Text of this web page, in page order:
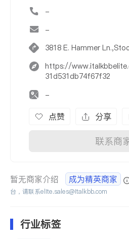
-
-
3818 E. Hammer
https://
31d531db74f67f32
-
点赞 分享
联系商
暂无商家介绍 成为精英商家
台，请联系elite.sales@italkbb.com
行业标签